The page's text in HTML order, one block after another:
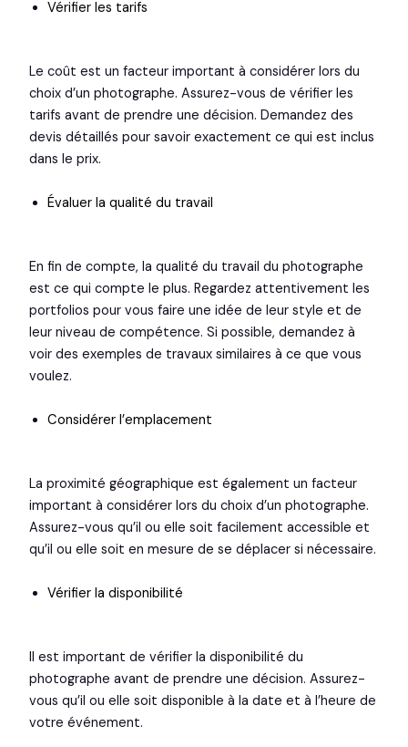
Vérifier les tarifs
Le coût est un facteur important à considérer lors du
choix d’un photographe. Assurez-vous de vérifier les
tarifs avant de prendre une décision. Demandez des
devis détaillés pour savoir exactement ce qui est inclus
dans le prix.
Évaluer la qualité du travail
En fin de compte, la qualité du travail du photographe
est ce qui compte le plus. Regardez attentivement les
portfolios pour vous faire une idée de leur style et de
leur niveau de compétence. Si possible, demandez à
voir des exemples de travaux similaires à ce que vous
voulez.
Considérer l’emplacement
La proximité géographique est également un facteur
important à considérer lors du choix d’un photographe.
Assurez-vous qu’il ou elle soit facilement accessible et
qu’il ou elle soit en mesure de se déplacer si nécessaire.
Vérifier la disponibilité
Il est important de vérifier la disponibilité du
photographe avant de prendre une décision. Assurez-
vous qu’il ou elle soit disponible à la date et à l’heure de
votre événement.